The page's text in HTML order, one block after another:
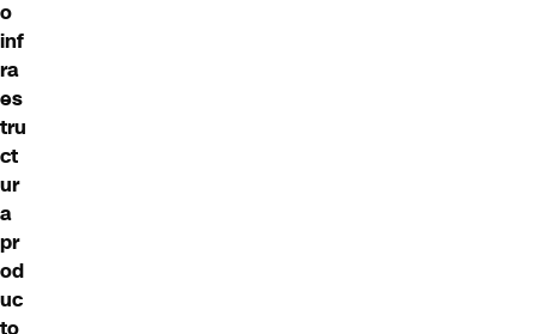
o
inf
ra
es
tru
ct
ur
a
pr
od
uc
to